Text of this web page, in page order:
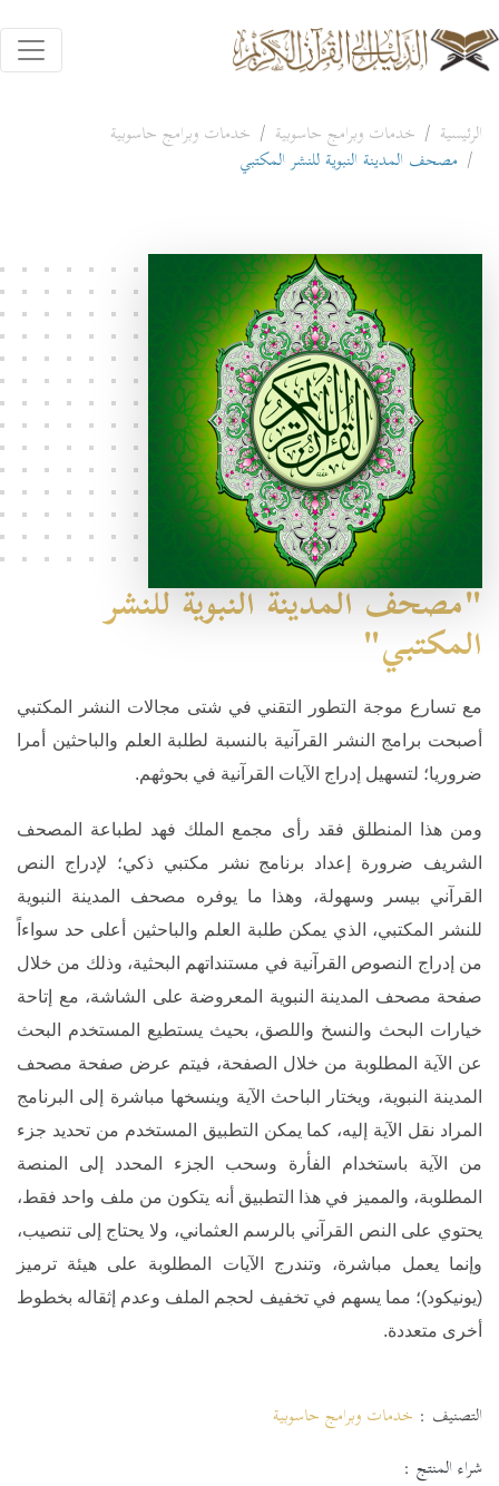
الرئيسية خدمات وبرامج حاسوبية
خدمات وبرامج حاسوبية
مصحف المدينة النبوية للنشر المكتبي
"مصحف المدينة النبوية للنشر
المكتبي"
مع تسارع موجة التطور التقني في شتى مجالات النشر المكتبي
أصبحت برامج النشر القرآنية بالنسبة لطلبة العلم والباحثين أمرا
ضروريا؛ لتسهيل إدراج الآيات القرآنية في بحوثهم.
ومن هذا المنطلق فقد رأى مجمع الملك فهد لطباعة المصحف
الشريف ضرورة إعداد برنامج نشر مكتبي ذكي؛ لإدراج النص
القرآني بيسر وسهولة، وهذا ما يوفره مصحف المدينة النبوية
للنشر المكتبي، الذي يمكن طلبة العلم والباحثين أعلى حد سواءاً
من إدراج النصوص القرآنية في مستنداتهم البحثية، وذلك من خلال
صفحة مصحف المدينة النبوية المعروضة على الشاشة، مع إتاحة
خيارات البحث والنسخ واللصق، بحيث يستطيع المستخدم البحث
عن الآية المطلوبة من خلال الصفحة، فيتم عرض صفحة مصحف
المدينة النبوية، ويختار الباحث الآية وينسخها مباشرة إلى البرنامج
المراد نقل الآية إليه، كما يمكن التطبيق المستخدم من تحديد جزء
من الآية باستخدام الفأرة وسحب الجزء المحدد إلى المنصة
المطلوبة، والمميز في هذا التطبيق أنه يتكون من ملف واحد فقط،
يحتوي على النص القرآني بالرسم العثماني، ولا يحتاج إلى تنصيب،
وإنما يعمل مباشرة، وتندرج الآيات المطلوبة على هيئة ترميز
(يونيكود)؛ مما يسهم في تخفيف لحجم الملف وعدم إثقاله بخطوط
أخرى متعددة.
التصنيف : خدمات وبرامج حاسوبية
شراء المنتج :